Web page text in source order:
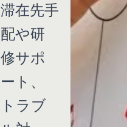
滞在先手
配や研
修サポ
ート、
トラブ